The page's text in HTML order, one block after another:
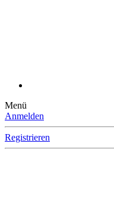
Menü
Anmelden
Registrieren